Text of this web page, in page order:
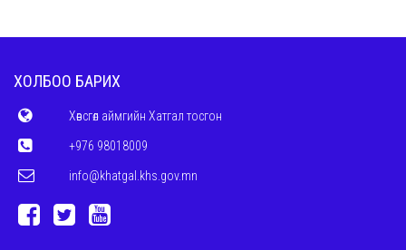
ХОЛБОО БАРИХ
Хөвсгөл аймгийн Хатгал тосгон
+976 98018009
info@khatgal.khs.gov.mn